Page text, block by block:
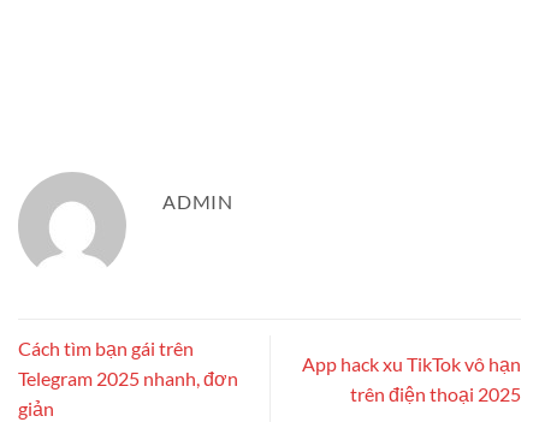
ADMIN
Cách tìm bạn gái trên
Telegram 2025 nhanh, đơn
giản
App hack xu TikTok vô hạn
trên điện thoại 2025